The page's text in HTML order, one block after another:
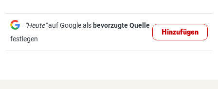
"Heute"auf Google als bevorzugte Quelle
festlegen
Hinzufügen